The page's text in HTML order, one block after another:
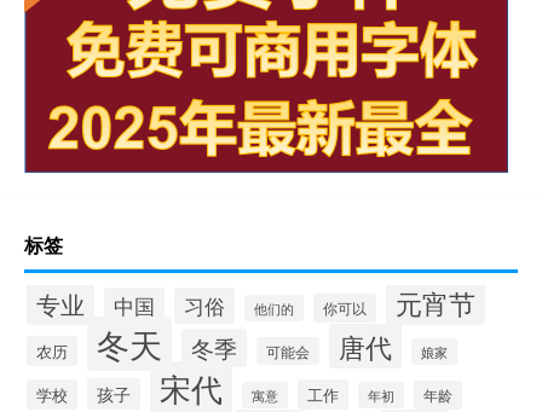
标签
专业 中国 习俗 他们的 你可以 元宵节
农历 冬天 冬季 可能会 唐代 娘家
学校 孩子 宋代 寓意 工作 年初 年龄